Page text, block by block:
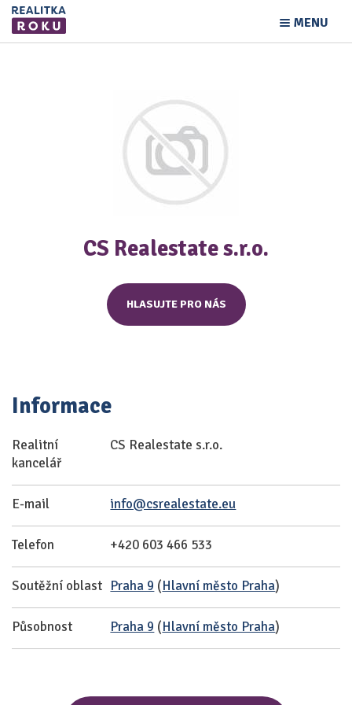
MENU
CS Realestate s.r.o.
HLASUJTE PRO NÁS
Informace
Realitní
kancelář
CS Realestate s.r.o.
E-mail info@csrealestate.eu
Telefon +420 603 466 533
Soutěžní oblast Praha 9 (Hlavní město Praha)
Působnost Praha 9 (Hlavní město Praha)